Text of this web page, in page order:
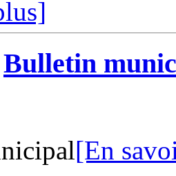
Bulletin
[En